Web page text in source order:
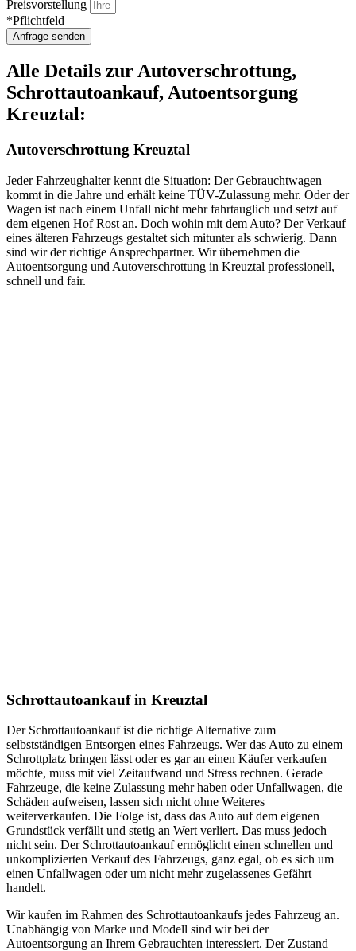
Preisvorstellung
*Pflichtfeld
Anfrage senden
Alle Details zur Autoverschrottung,
Schrottautoankauf, Autoentsorgung
Kreuztal:
Autoverschrottung Kreuztal
Jeder Fahrzeughalter kennt die Situation: Der Gebrauchtwagen
kommt in die Jahre und erhält keine TÜV-Zulassung mehr. Oder der
Wagen ist nach einem Unfall nicht mehr fahrtauglich und setzt auf
dem eigenen Hof Rost an. Doch wohin mit dem Auto? Der Verkauf
eines älteren Fahrzeugs gestaltet sich mitunter als schwierig. Dann
sind wir der richtige Ansprechpartner. Wir übernehmen die
Autoentsorgung und Autoverschrottung in Kreuztal professionell,
schnell und fair.
Schrottautoankauf in Kreuztal
Der Schrottautoankauf ist die richtige Alternative zum
selbstständigen Entsorgen eines Fahrzeugs. Wer das Auto zu einem
Schrottplatz bringen lässt oder es gar an einen Käufer verkaufen
möchte, muss mit viel Zeitaufwand und Stress rechnen. Gerade
Fahrzeuge, die keine Zulassung mehr haben oder Unfallwagen, die
Schäden aufweisen, lassen sich nicht ohne Weiteres
weiterverkaufen. Die Folge ist, dass das Auto auf dem eigenen
Grundstück verfällt und stetig an Wert verliert. Das muss jedoch
nicht sein. Der Schrottautoankauf ermöglicht einen schnellen und
unkomplizierten Verkauf des Fahrzeugs, ganz egal, ob es sich um
einen Unfallwagen oder um nicht mehr zugelassenes Gefährt
handelt.
Wir kaufen im Rahmen des Schrottautoankaufs jedes Fahrzeug an.
Unabhängig von Marke und Modell sind wir bei der
Autoentsorgung an Ihrem Gebrauchten interessiert. Der Zustand